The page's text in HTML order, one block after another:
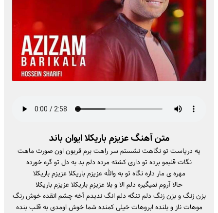
متن آهنگ عزیزم باریکلا ایوان باند
یه دریاست تو نگاهت نشستم سر راهت برم قربون اون صورت ماهت
نگات قلبمو برده تو داری کشته مرده دلم بد به دل تو گره خورده
مهره ی مار داره نگاه تو به والله عزیزم باریکلا عزیزم باریکلا
حالا آروم نمیگیره دلم الا و بلا عزیزم باریکلا عزیزم باریکلا
بزن زنگ و بزن زنگ دلم تنگه دلم انگ ندیدم آخه چشم انقده خوش رنگ
موهات ناز و بلنده ابروهات خیلی کمنده شما خوش اومدی به قلب بنده